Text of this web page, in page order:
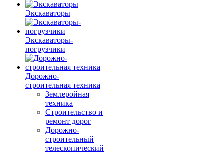
Экскаваторы
Экскаваторы-
погрузчики
Дорожно-
строительная техника
Землеройная
техника
Строительство и
ремонт дорог
Дорожно-
строительный
телескопический